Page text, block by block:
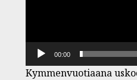
00:00
Kymmenvuotiaana